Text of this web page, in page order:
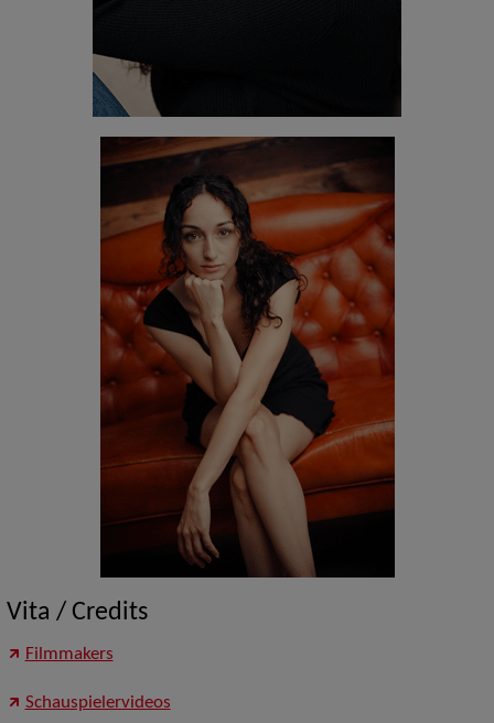
Vita / Credits
Filmmakers
Schauspielervideos